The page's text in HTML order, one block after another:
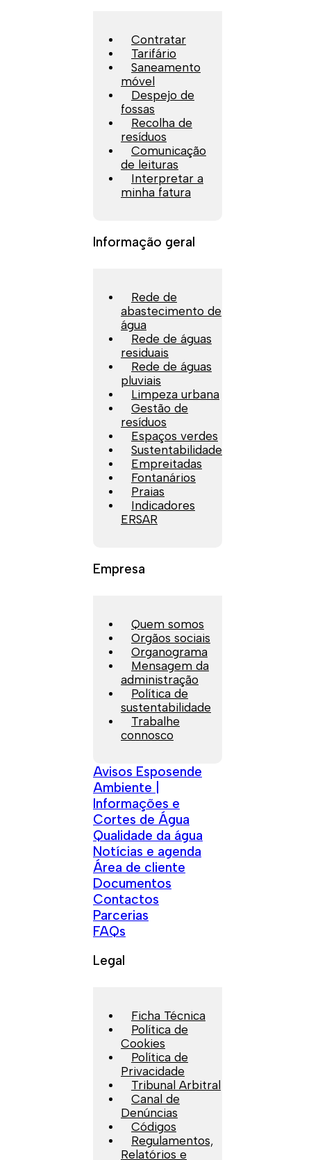
Contratar
Tarifário
Saneamento
móvel
Despejo de
fossas
Recolha de
resíduos
Comunicação
de leituras
Interpretar a
minha fatura
Informação geral
Rede de
abastecimento de
água
Rede de águas
residuais
Rede de águas
pluviais
Limpeza urbana
Gestão de
resíduos
Espaços verdes
Sustentabilidade
Empreitadas
Fontanários
Praias
Indicadores
ERSAR
Empresa
Quem somos
Orgãos sociais
Organograma
Mensagem da
administração
Política de
sustentabilidade
Trabalhe
connosco
Avisos Esposende
Ambiente |
Informações e
Cortes de Água
Qualidade da água
Notícias e agenda
Área de cliente
Documentos
Contactos
Parcerias
FAQs
Legal
Ficha Técnica
Política de
Cookies
Política de
Privacidade
Tribunal Arbitral
Canal de
Denúncias
Códigos
Regulamentos,
Relatórios e